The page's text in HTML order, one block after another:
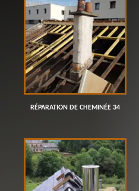
RÉPARATION DE CHEMINÉE 34